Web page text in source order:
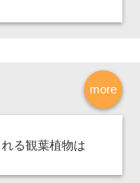
more
る観葉植物は